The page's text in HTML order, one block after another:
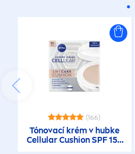
(166)
Tónovací krém v hubke
CellularCushion SPF 15 -